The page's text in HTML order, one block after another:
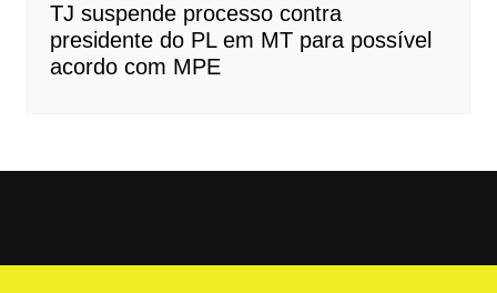
TJ suspende processo contra
presidente do PL em MT para possível
acordo com MPE